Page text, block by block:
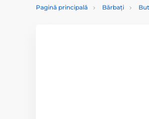
Pagină principală Bărbați